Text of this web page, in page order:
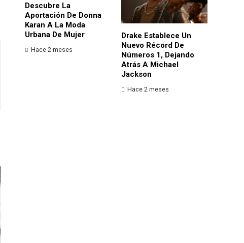
Descubre La
Aportación De Donna
Karan A La Moda
Urbana De Mujer
Hace 2 meses
Drake Establece Un
Nuevo Récord De
Números 1, Dejando
Atrás A Michael
Jackson
Hace 2 meses